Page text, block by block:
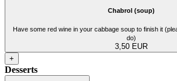
Chabrol (soup)
Have some red wine in your cabbage soup to finish it
do)
3,50 EUR
+
Desserts